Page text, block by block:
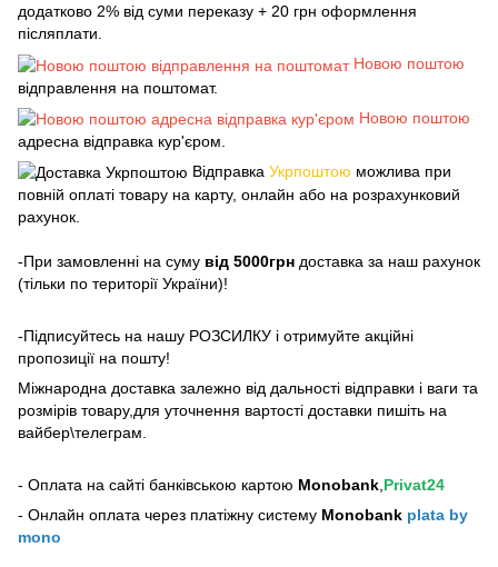
додатково 2% від суми переказу + 20 грн оформлення
післяплати.
Новою поштою
відправлення на поштомат.
Новою поштою
адресна відправка кур'єром.
Відправка Укрпоштою можлива при
повній оплаті товару на карту, онлайн або на розрахунковий
рахунок.
-При замовленні на суму від 5000грн доставка за наш рахунок
(тільки по території України)!
-Підписуйтесь на нашу РОЗСИЛКУ і отримуйте акційні
пропозиції на пошту!
Міжнародна доставка залежно від дальності відправки і ваги та
розмірів товару,для уточнення вартості доставки пишіть на
вайбер\телеграм.
- Оплата на сайті банківською картою Monobank,Privat24
- Онлайн оплата через платіжну систему Monobank plata by
mono